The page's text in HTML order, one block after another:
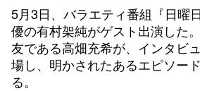
5月3日、バラエティ番組『日曜
優の有村架純がゲスト出演した
友である高畑充希が、インタビ
場し、明かされたあるエピソー
る。